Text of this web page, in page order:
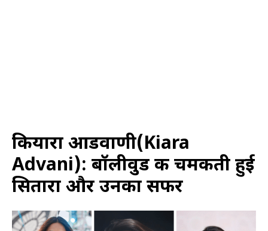
कियारा आडवाणी(Kiara
Advani): बॉलीवुड की चमकती हुई
सितारा और उनका सफर